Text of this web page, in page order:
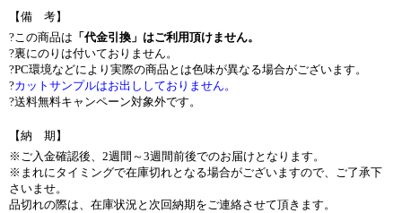
【備 考】
?この商品は 「代金引換」はご利用頂けません。
?裏にのりは付いておりません。
?PC環境などにより実際の商品とは色味が異なる場合がございます。
?カットサンプルはお出ししておりません。
?送料無料キャンペーン対象外です。
【納 期】
※ご入金確認後、2週間～3週間前後でのお届けとなります。
※まれにタイミングで在庫切れとなる場合がございますので、ご了承下
さいませ。
品切れの際は、在庫状況と次回納期をご連絡させて頂きます。